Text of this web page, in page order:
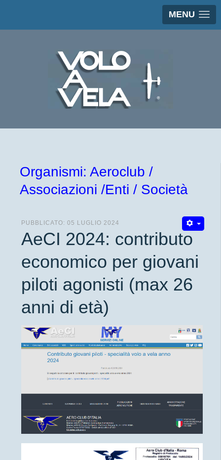
MENU
Organismi: Aeroclub /
Associazioni /Enti / Società
PUBBLICATO: 05 LUGLIO 2024
AeCI 2024: contributo
economico per giovani
piloti agonisti (max 26
anni di età)